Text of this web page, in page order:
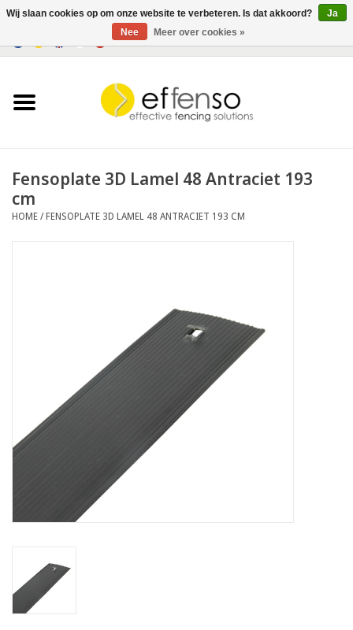
Verlichting
Contact
Fensoplate 3D Lamel 48 Antraciet 193
cm
HOME /FENSOPLATE 3D LAMEL 48 ANTRACIET 193 CM
Wij slaan cookies op om onze website te verbeteren. Is dat akkoord?
Ja
Nee
Meer over cookies »